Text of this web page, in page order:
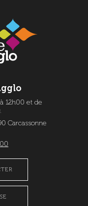
12h00 et de
Carcassonne